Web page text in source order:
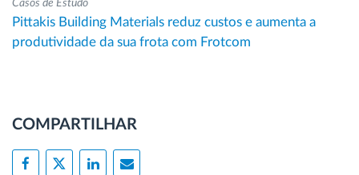
Casos de Estudo
Pittakis Building Materials reduz custos e aumenta a
produtividade da sua frota com Frotcom
COMPARTILHAR